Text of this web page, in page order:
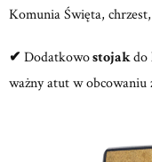
Komunia Święta,
✔ Dodatkowostojakdo
ważny atut w obcowaniu